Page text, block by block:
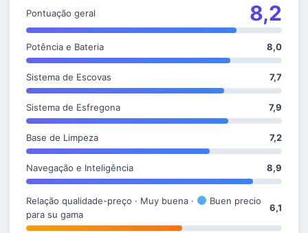
Pontuação geral 8,2
Potência e Bateria 8,0
Sistema de Escovas 7,7
Sistema de Esfregona 7,9
Base de Limpeza 7,2
Navegação e Inteligência 8,9
Relação qualidade-preço · Muy buena ·
Buen precio
para su gama
6,1